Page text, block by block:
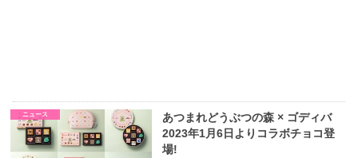
ニュース
あつまれどうぶつの森 × ゴディバ
2023年1月6日よりコラボチョコ登
場!